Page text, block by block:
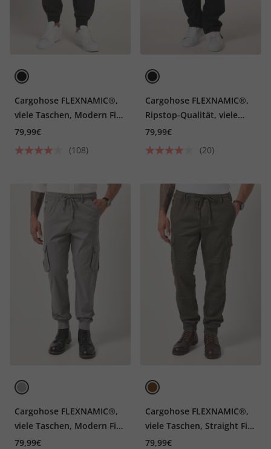
Cargohose FLEXNAMIC®,
viele Taschen, Modern Fit,
bis 8XL
79,99€
(108)
Cargohose FLEXNAMIC®,
Ripstop-Qualität, viele
Taschen, bis Gr. 72
79,99€
(20)
Cargohose FLEXNAMIC®,
viele Taschen, Modern Fit,
bis 8XL
79,99€
Cargohose FLEXNAMIC®,
viele Taschen, Straight Fit,
bis 8XL
79,99€